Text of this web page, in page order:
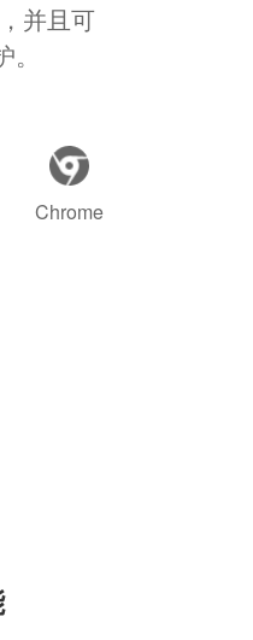
并且可
Chrome